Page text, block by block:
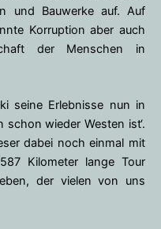
und Bauwerke auf. Auf
Korruption aber auch
der Menschen in
seine Erlebnisse nun in
schon wieder Westen ist‘.
dabei noch einmal mit
Kilometer lange Tour
der vielen von uns